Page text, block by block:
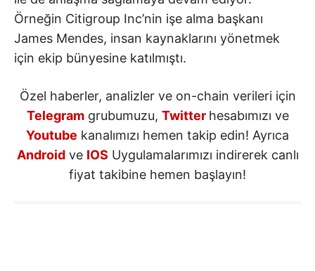
Örneğin Citigroup Inc’nin işe alma başkanı
James Mendes, insan kaynaklarını yönetmek
için ekip bünyesine katılmıştı.
Özel haberler, analizler ve on-chain verileri için
Telegramgrubumuzu, Twitter hesabımızı ve
Youtube kanalımızı hemen takip edin! Ayrıca
Androidve IOS Uygulamalarımızı indirerek canlı
fiyat takibine hemen başlayın!